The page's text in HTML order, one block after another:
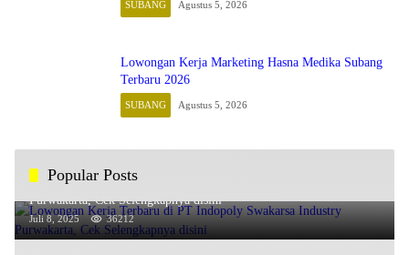
SUBANG Agustus 5, 2026
Lowongan Kerja Marketing Hasna Medika Subang
Terbaru 2026
SUBANG Agustus 5, 2026
Popular Posts
Lowongan Kerja Terbaru di PT Indopoly Swakarsa Industry
Purwakarta, Cek Selengkapnya disini
Juli 8, 2025 36212